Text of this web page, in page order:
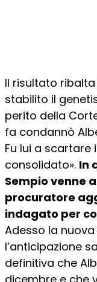
Il risultato
stabilito il
perito della
fa condannò
Fu lui a scartare
consolidato». In
Sempio venne
procuratore
indagato per
Adesso la
l’anticipazione
definitiva che